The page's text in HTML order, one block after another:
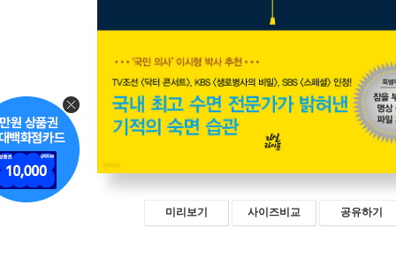
미리보기 사이즈비교 공유하기